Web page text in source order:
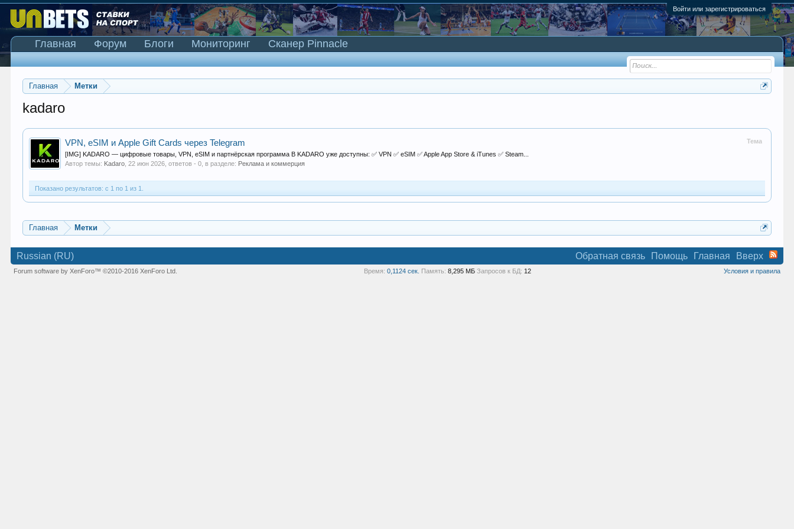
Войти или зарегистрироваться
Главная Метки
kadaro
Тема
VPN, eSIM и Apple Gift Cards через Telegram
[IMG] KADARO — цифровые товары, VPN, eSIM и партнёрская программа В KADARO уже доступны: ✅ VPN ✅ eSIM ✅ Apple App Store & iTunes ✅ Steam...
Автор темы: Kadaro ,22 июн 2026 , ответов - 0, в разделе: Реклама и коммерция
Показано результатов: с 1 по 1 из 1.
Главная Метки
Главная Форум Блоги Мониторинг Сканер Pinnacle
Russian (RU) Обратная связь Помощь Главная Вверх
Условия и правила
Forum software by XenForo™©2010-2016 XenForo Ltd. Время: 0,1124 сек. Память: 8,295 МБ Запросов к БД: 12